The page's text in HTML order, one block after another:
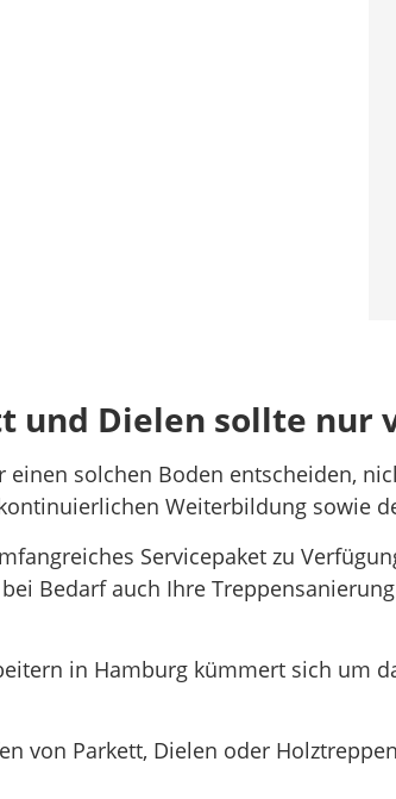
und Dielen sollte nur
einen solchen Boden entscheiden,
Weiterbildung sowie
Servicepaket zu
Bedarf auch Ihre
in Hamburg kümmert sich um
von Parkett, Dielen oder